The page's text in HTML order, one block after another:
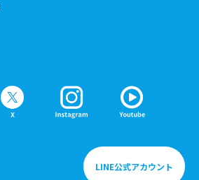
LINE公式アカウント